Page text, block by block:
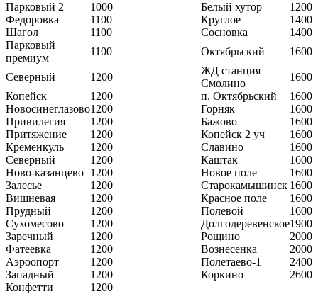
Парковый 2
1000 Белый хутор
1200
Федоровка
1100 Круглое
1400
Шагол
1100 Сосновка
1400
Парковый
премиум
1100 Октябрьский 1600
Северный 1200
ЖД станция
Смолино
1600
Копейск
1200 п. Октябрьский
1600
Новосинеглазово1200 Горняк
1600
Привилегия
1200 Бажово
1600
Притяжение
1200 Копейск 2 уч
1600
Кременкуль
1200 Славино
1600
Северный
1200 Каштак
1600
Ново-казанцево 1200 Новое поле
1600
Залесье
1200 Старокамышинск 1600
Вишневая
1200 Красное поле
1600
Прудный
1200 Полевой
1600
Сухомесово
1200 Долгодеревенское1900
Заречный
1200 Рощино
2000
Фатеевка
1200 Вознесенка
2000
Аэроопорт
1200 Полетаево-1
2400
Западный
1200 Коркино
2600
Конфетти
1200